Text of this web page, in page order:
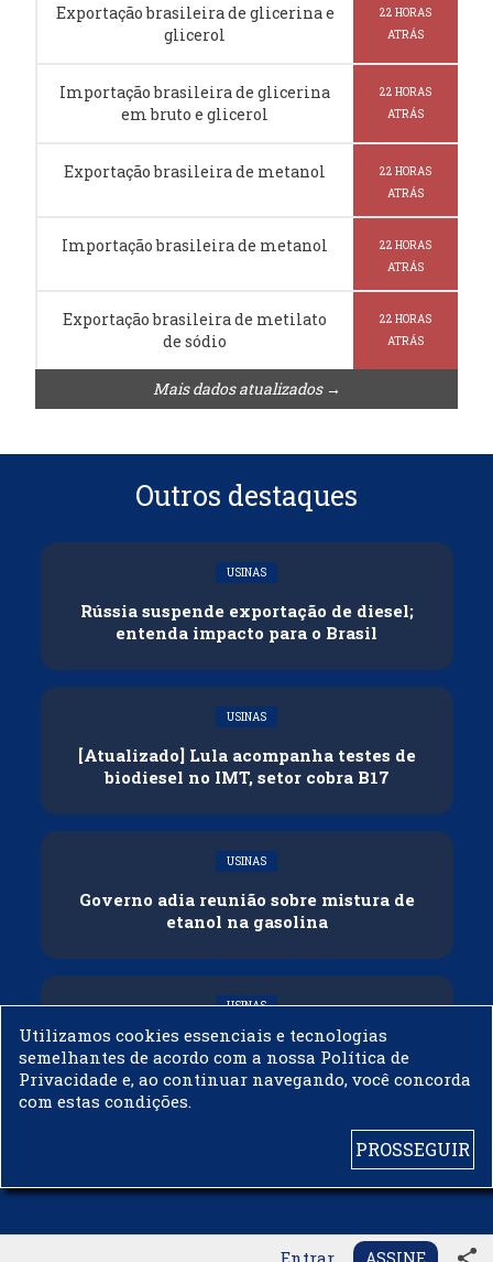
Entrar
Exportação brasileira de glicerina e
glicerol
22 HORAS
ATRÁS
Importação brasileira de glicerina
em bruto e glicerol
22 HORAS
ATRÁS
Exportação brasileira de metanol
22 HORAS
ATRÁS
Importação brasileira de metanol
22 HORAS
ATRÁS
Exportação brasileira de metilato
de sódio
22 HORAS
ATRÁS
Mais dados atualizados →
Outros destaques
USINAS
Rússia suspende exportação de diesel;
entenda impacto para o Brasil
USINAS
[Atualizado] Lula acompanha testes de
biodiesel no IMT, setor cobra B17
USINAS
Governo adia reunião sobre mistura de
etanol na gasolina
USINAS
CNPE veda importação de biodiesel
Utilizamos cookies essenciais e tecnologias
semelhantes de acordo com a nossa Política de
Privacidade e, ao continuar navegando, você concorda
com estas condições.
PROSSEGUIR